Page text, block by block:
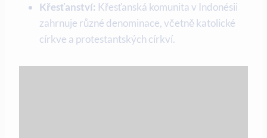
Křesťanství: Křesťanská komunita v Indonésii
zahrnuje různé denominace, včetně katolické
církve a protestantských církví.